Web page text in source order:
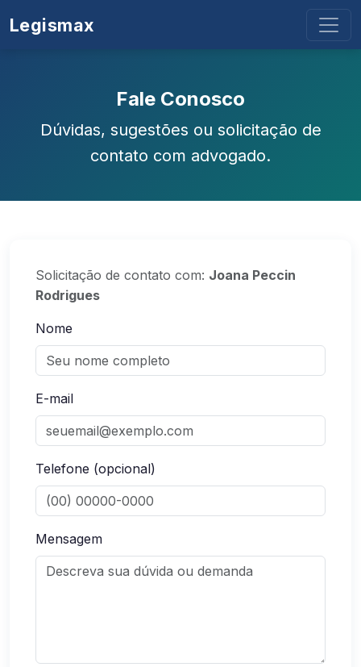
Legismax
Fale Conosco
Dúvidas, sugestões ou solicitação de
contato com advogado.
Solicitação de contato com: Joana Peccin
Rodrigues
Nome
E-mail
Telefone (opcional)
Mensagem